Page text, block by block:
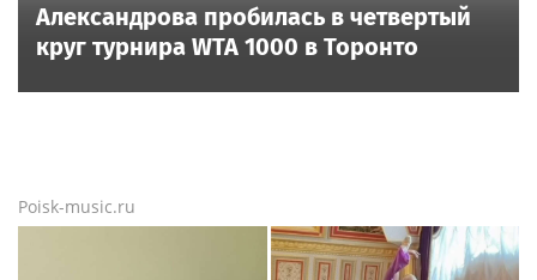
Александрова пробилась в четвертый
круг турнира WTA 1000 в Торонто
Poisk-music.ru